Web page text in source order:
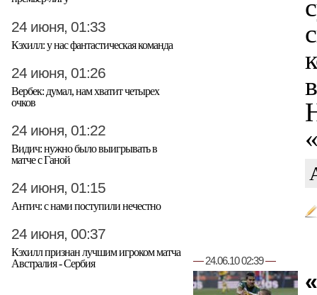
24 июня, 01:33
Кэхилл: у нас фантастическая команда
24 июня, 01:26
Вербек: думал, нам хватит четырех
очков
24 июня, 01:22
Видич: нужно было выигрывать в
матче с Ганой
24 июня, 01:15
Антич: с нами поступили нечестно
24 июня, 00:37
Кэхилл признан лучшим игроком матча
Австралия - Сербия
—24.06.10 02:39—